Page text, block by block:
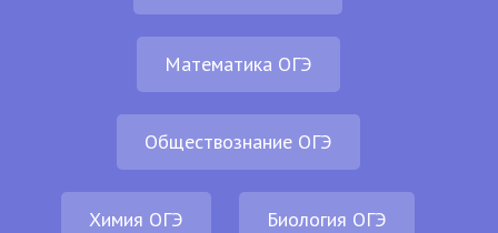
Математика ОГЭ
Обществознание ОГЭ
Химия ОГЭ Биология ОГЭ